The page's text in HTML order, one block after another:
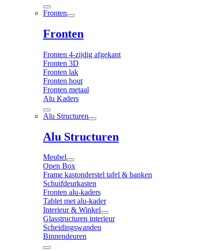
Fronten
Fronten
Fronten 4-zijdig afgekant
Fronten 3D
Fronten lak
Fronten hout
Fronten metaal
Alu Kaders
Alu Structuren
Alu Structuren
Meubel
Open Box
Frame kastonderstel tafel & banken
Schuifdeurkasten
Fronten alu-kaders
Tablet met alu-kader
Interieur & Winkel
Glasstructuren interieur
Scheidingswanden
Binnendeuren